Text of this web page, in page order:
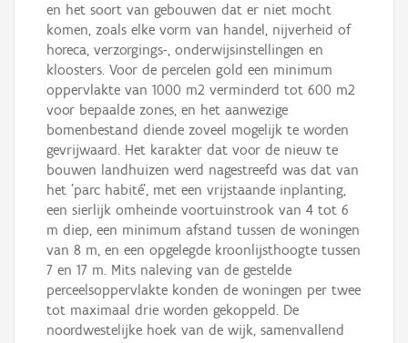
en het soort van gebouwen dat er niet mocht
komen, zoals elke vorm van handel, nijverheid of
horeca, verzorgings-, onderwijsinstellingen en
kloosters. Voor de percelen gold een minimum
oppervlakte van 1000 m2 verminderd tot 600 m2
voor bepaalde zones, en het aanwezige
bomenbestand diende zoveel mogelijk te worden
gevrijwaard. Het karakter dat voor de nieuw te
bouwen landhuizen werd nagestreefd was dat van
het 'parc habité', met een vrijstaande inplanting,
een sierlijk omheinde voortuinstrook van 4 tot 6
m diep, een minimum afstand tussen de woningen
van 8 m, en een opgelegde kroonlijsthoogte tussen
7 en 17 m. Mits naleving van de gestelde
perceelsoppervlakte konden de woningen per twee
tot maximaal drie worden gekoppeld. De
noordwestelijke hoek van de wijk, samenvallend